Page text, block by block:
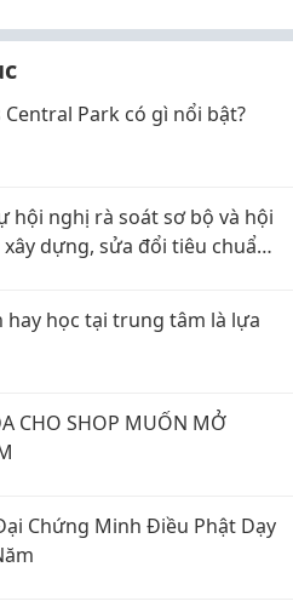
Park có gì nổi bật?
hội nghị rà soát sơ bộ và hội
dựng, sửa đổi tiêu chuẩn
hay học tại trung tâm là lựa
CHO SHOP MUỐN MỞ
Chứng Minh Điều Phật Dạy